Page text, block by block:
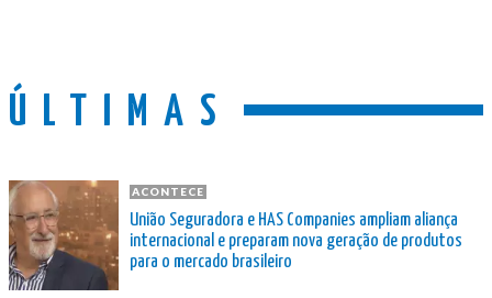
ÚLTIMAS
ACONTECE
União Seguradora e HAS Companies ampliam aliança
internacional e preparam nova geração de produtos
para o mercado brasileiro